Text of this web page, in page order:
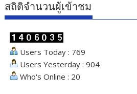
สถิติจำนวนผู้เข้าชม
Users Today : 769
Users Yesterday : 904
Who's Online : 20